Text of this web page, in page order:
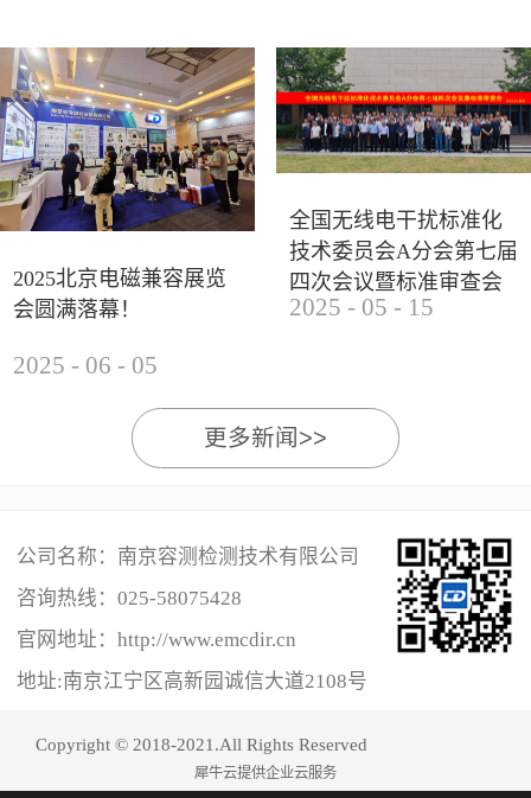
研讨及产品展示等多种形式，深入交流行业见解，踊
跃探索合作空间，为电磁兼容领域的高质量发展汇聚
了新动能。产品展示展会现场，公司展示了...
2025北京电磁兼容展览
会圆满落幕！
2025 - 06 - 05
全国无线电干扰标准化
技术委员会A分会第七届
四次会议暨标准审查会
成功举办
2025 - 05 - 15
更多新闻>>
公司名称：南京容测检测技术有限公司
咨询热线： 025-58075428
官网地址：http://www.emcdir.cn
地址:南京江宁区高新园诚信大道2108号
Copyright © 2018-2021.All Rights Reserved
犀牛云提供企业云服务